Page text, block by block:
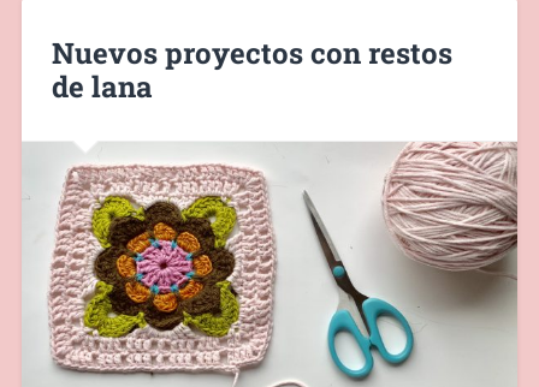
Nuevos proyectos con restos
de lana